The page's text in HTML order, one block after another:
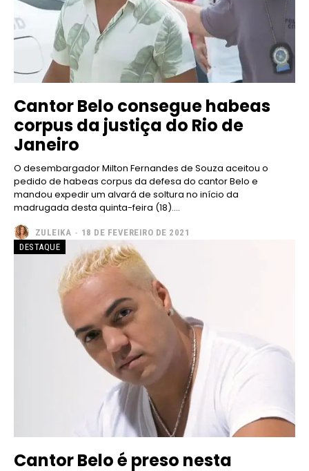
Cantor Belo consegue habeas
corpus da justiça do Rio de
Janeiro
O desembargador Milton Fernandes de Souza aceitou o
pedido de habeas corpus da defesa do cantor Belo e
mandou expedir um alvará de soltura no início da
madrugada desta quinta-feira (18)....
ZULEIKA - 18 DE FEVEREIRO DE 2021
DESTAQUE
Cantor Belo é preso nesta